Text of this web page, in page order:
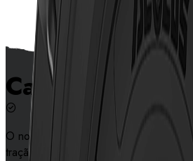
Características
O novo desenho da banda de
tração e autolimpeza.